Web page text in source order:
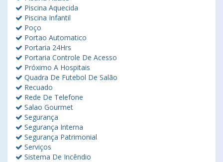
Piscina Aquecida
Piscina Infantil
Poço
Portao Automatico
Portaria 24Hrs
Portaria Controle De Acesso
Próximo A Hospitais
Quadra De Futebol De Salão
Recuado
Rede De Telefone
Salao Gourmet
Segurança
Segurança Interna
Segurança Patrimonial
Serviços
Sistema De Incêndio